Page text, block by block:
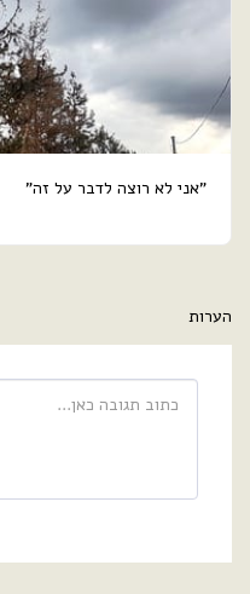
"אני לא רוצה לדבר על זה"
הערות